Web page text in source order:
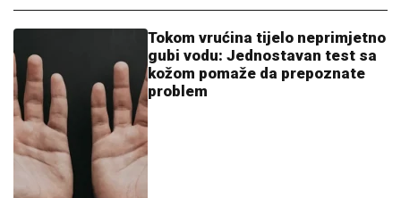
Tokom vrućina tijelo neprimjetno
gubi vodu: Jednostavan test sa
kožom pomaže da prepoznate
problem